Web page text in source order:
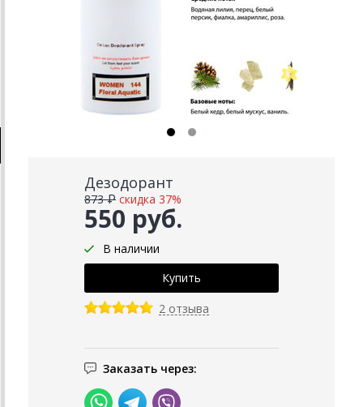
Дезодорант
550 руб.
873 ₽ скидка 37%
В наличии
2 отзыва
Заказать через: